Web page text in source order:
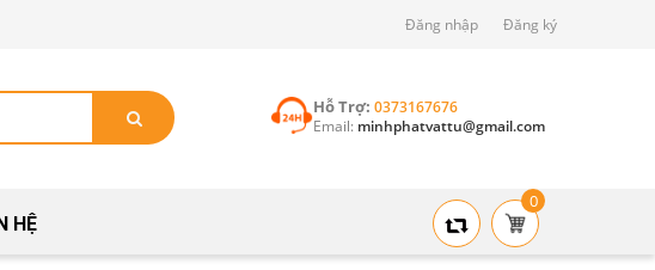
Đăng nhập Đăng ký
Hỗ Trợ:0373167676
Email: minhphatvattu@gmail.com
HỆ
0